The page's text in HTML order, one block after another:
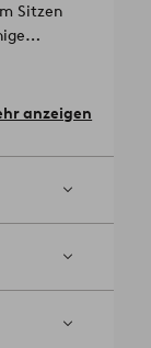
Sitzen
Rücksicht
zur
anzeigen